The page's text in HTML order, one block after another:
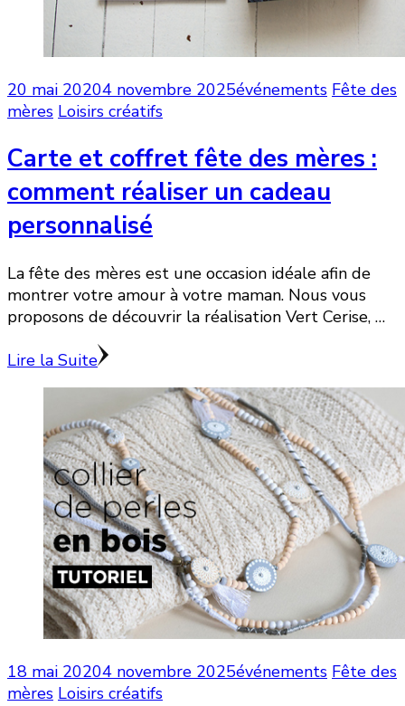
20 mai 20204 novembre 2025événements Fête des
mères Loisirs créatifs
Carte et coffret fête des mères :
comment réaliser un cadeau
personnalisé
La fête des mères est une occasion idéale afin de
montrer votre amour à votre maman. Nous vous
proposons de découvrir la réalisation Vert Cerise, …
Lire la Suite
18 mai 20204 novembre 2025événements Fête des
mères Loisirs créatifs